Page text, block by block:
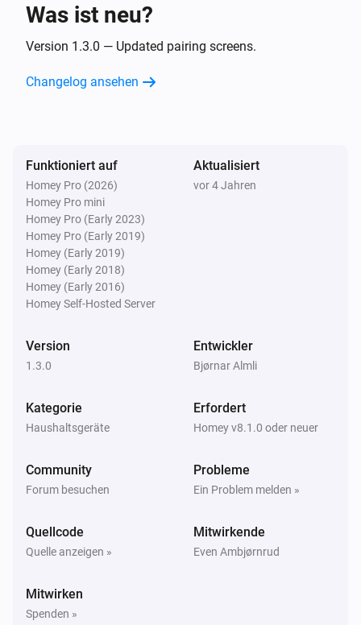
Die Stromversorgung wurde geändert
Telldus Sensor
Der Gesamtverbrauch hat sich geändert
Angeschaltet
Telldus Switch
Ausgeschaltet
Und ...
Telldus Bulb
Telldus Switch
Dann ...
Telldus Bulb
Was ist neu?
Version 1.3.0 — Updated pairing screens.
Changelog ansehen
Funktioniert auf
Homey Pro (2026)
Homey Pro mini
Homey Pro (Early 2023)
Homey Pro (Early 2019)
Homey (Early 2019)
Homey (Early 2018)
Homey (Early 2016)
Homey Self-Hosted Server
Aktualisiert
vor 4 Jahren
Version
1.3.0
Entwickler
Bjørnar Almli
Kategorie
Haushaltsgeräte
Erfordert
Homey v8.1.0 oder neuer
Community
Forum besuchen
Probleme
Ein Problem melden »
Quellcode
Quelle anzeigen »
Mitwirkende
Even Ambjørnrud
Mitwirken
Spenden »